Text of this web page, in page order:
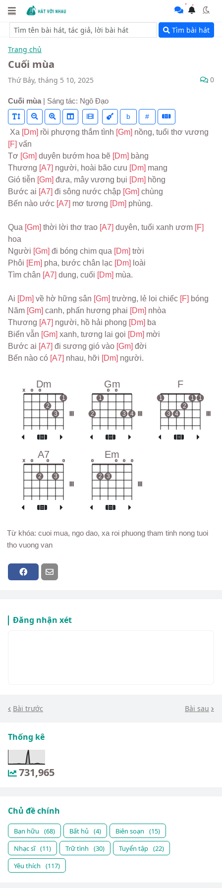
Tìm bài hát
Trang chủ
Cuối mùa
Thứ Bảy, tháng 5 10, 2025 0
Cuối mùa | Sáng tác: Ngô Đạo
b #
Xa [Dm] rồi phượng thắm tình [Gm]
[F] vấn
Tơ [Gm] duyên bướm hoa bẽ [Dm] bàng
Thương [A7] người, hoài bão cưu [Dm] mang
Gió tiễn [Gm] đưa, mây vương bụi [Dm] hồng
Bước ai [A7] đi sông nước chập [Gm] chùng
Bến nào ước [A7] mơ tương [Dm] phùng.
Qua [Gm] thời lời thơ trao [A7] duyên, tuổi xanh ươm
hoa
Người [Gm] đi bóng chim qua [Dm] trời
Phôi [Em] pha, bước chân lạc [Dm] loài
Tìm chân [A7] dung, cuối [Dm] mùa.
Ai [Dm] về hờ hững sân [Gm] trường, lẻ loi chiếc [F] bóng
Năm [Gm] canh, phấn hương phai [Dm] nhòa
Thương [A7] người, hồ hải phong [Dm] ba
Biển vẫn [Gm] xanh, tương lai gọi [Dm] mời
Bước ai [A7] đi sương gió vào [Gm] đời
Bến nào có [A7] nhau, hỡi [Dm] người.
Dm
x o o
2
3
1
Gm
2
1
o o
3 4
F
1
3 4
2
1 1
A7
x o
2
o
3
o
Em
o
2 3
o o o
Từ khóa: cuoi mua, ngo dao, xa roi phuong tham tinh nong tuoi
tho vuong van
Đăng nhận xét
Bài trước Bài sau
Thống kê
731,965
Chủ đề chính
Bạn hữu (68) Bất hủ (4) Biên soạn
(15)
Nhạc sĩ (11) Trữ tình (30) Tuyển tập (22)
Yêu thích
(117)